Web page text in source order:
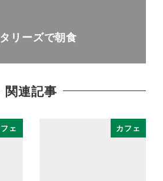
リーズで朝食
関連記事
ェ カフェ